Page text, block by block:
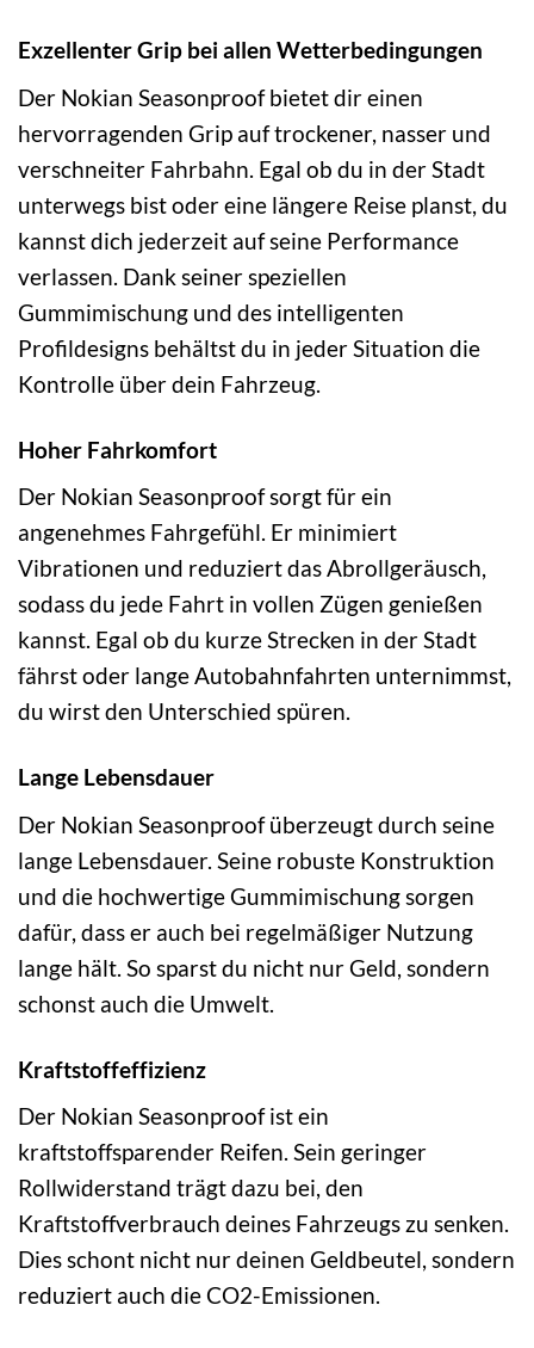
Exzellenter Grip bei allen Wetterbedingungen
Der Nokian Seasonproof bietet dir einen
hervorragenden Grip auf trockener, nasser und
verschneiter Fahrbahn. Egal ob du in der Stadt
unterwegs bist oder eine längere Reise planst, du
kannst dich jederzeit auf seine Performance
verlassen. Dank seiner speziellen
Gummimischung und des intelligenten
Profildesigns behältst du in jeder Situation die
Kontrolle über dein Fahrzeug.
Hoher Fahrkomfort
Der Nokian Seasonproof sorgt für ein
angenehmes Fahrgefühl. Er minimiert
Vibrationen und reduziert das Abrollgeräusch,
sodass du jede Fahrt in vollen Zügen genießen
kannst. Egal ob du kurze Strecken in der Stadt
fährst oder lange Autobahnfahrten unternimmst,
du wirst den Unterschied spüren.
Lange Lebensdauer
Der Nokian Seasonproof überzeugt durch seine
lange Lebensdauer. Seine robuste Konstruktion
und die hochwertige Gummimischung sorgen
dafür, dass er auch bei regelmäßiger Nutzung
lange hält. So sparst du nicht nur Geld, sondern
schonst auch die Umwelt.
Kraftstoffeffizienz
Der Nokian Seasonproof ist ein
kraftstoffsparender Reifen. Sein geringer
Rollwiderstand trägt dazu bei, den
Kraftstoffverbrauch deines Fahrzeugs zu senken.
Dies schont nicht nur deinen Geldbeutel, sondern
reduziert auch die CO2-Emissionen.